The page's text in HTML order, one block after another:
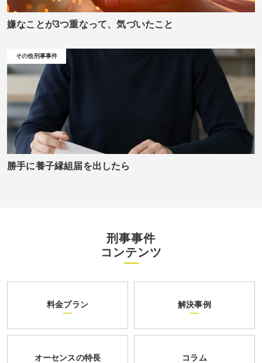
嫌なことが3つ重なって、気づいたこと
その他刑事事件
勝手に養子縁組届を出したら
刑事事件
コンテンツ
料金プラン 解決事例
オーセンスの特長 コラム